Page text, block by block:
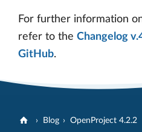
For further information
refer to the Changelog
GitHub.
Blog OpenProject 4.2.2